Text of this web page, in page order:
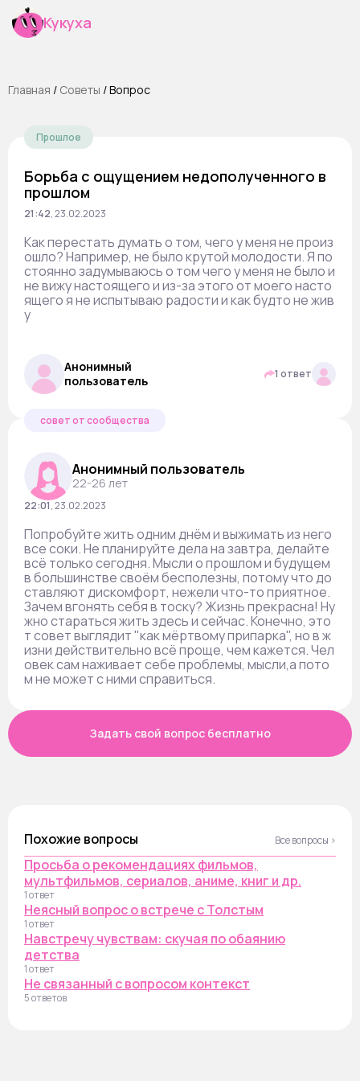
Кукуха
Главная / Cоветы /Вопрос
Прошлое
Борьба с ощущением недополученного в
прошлом
21:42,23.02.2023
Как перестать думать о том, чего у меня не произ
ошло? Например, не было крутой молодости. Я по
стоянно задумываюсь о том чего у меня не было и
не вижу настоящего и из-за этого от моего насто
ящего я не испытываю радости и как будто не жив
у
Анонимный
пользователь
1 ответ
совет от сообщества
Анонимный пользователь
22-26 лет
22:01,23.02.2023
Попробуйте жить одним днём и выжимать из него
все соки. Не планируйте дела на завтра, делайте
всё только сегодня. Мысли о прошлом и будущем
в большинстве своём бесполезны, потому что до
ставляют дискомфорт, нежели что-то приятное.
Зачем вгонять себя в тоску? Жизнь прекрасна! Ну
жно стараться жить здесь и сейчас. Конечно, это
т совет выглядит "как мёртвому припарка", но в ж
изни действительно всё проще, чем кажется. Чел
овек сам наживает себе проблемы, мысли,а пото
м не может с ними справиться.
Задать свой вопрос бесплатно
Похожие вопросы Все вопросы ›
Просьба о рекомендациях фильмов,
мультфильмов, сериалов, аниме, книг и др.
1 ответ
Неясный вопрос о встрече с Толстым
1 ответ
Навстречу чувствам: скучая по обаянию
детства
1 ответ
Не связанный с вопросом контекст
5 ответов